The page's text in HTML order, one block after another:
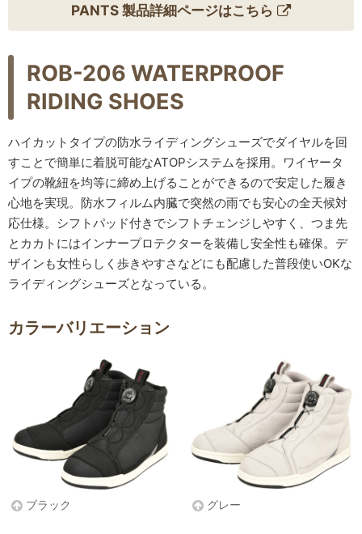
PANTS 製品詳細ページはこちら
ROB-206 WATERPROOF
RIDING SHOES
ハイカットタイプの防水ライディングシューズでダイヤルを回
すことで簡単に着脱可能なATOPシステムを採用。ワイヤータ
イプの靴紐を均等に締め上げることができるので安定した履き
心地を実現。防水フィルム内臓で突然の雨でも安心の全天候対
応仕様。シフトパッド付きでシフトチェンジしやすく、つま先
とカカトにはインナープロテクターを装備し安全性も確保。デ
ザインも女性らしく歩きやすさなどにも配慮した普段使いOKな
ライディングシューズとなっている。
カラーバリエーション
ブラック グレー